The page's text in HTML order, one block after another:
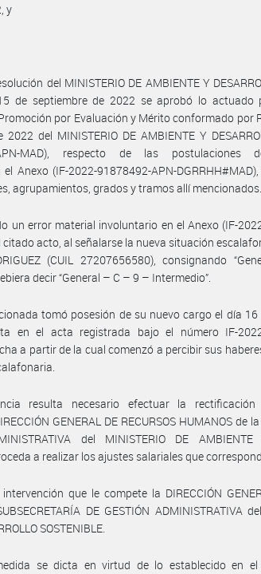
y
del MINISTERIO DE AMBIENTE Y
de septiembre de 2022 se aprobó lo actuado
por Evaluación y Mérito conformado por
del MINISTERIO DE AMBIENTE Y
APN-MAD), respecto de las
Anexo (IF-2022-91878492-APN-
agrupamientos, grados y tramos allí mencionados.
un error material involuntario en el Anexo (IF-
citado acto, al señalarse la nueva situación
(CUIL 27207656580), consignando
decir “General – C – 9 – Intermedio”.
tomó posesión de su nuevo cargo el día 16
en el acta registrada bajo el número IF-
a partir de la cual comenzó a percibir sus
resulta necesario efectuar la rectificación
GENERAL DE RECURSOS HUMANOS de la
del MINISTERIO DE AMBIENTE
a realizar los ajustes salariales que
que le compete la DIRECCIÓN
DE GESTIÓN ADMINISTRATIVA
SOSTENIBLE.
se dicta en virtud de lo establecido en